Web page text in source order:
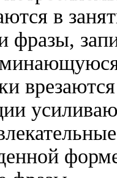
в
фразы,